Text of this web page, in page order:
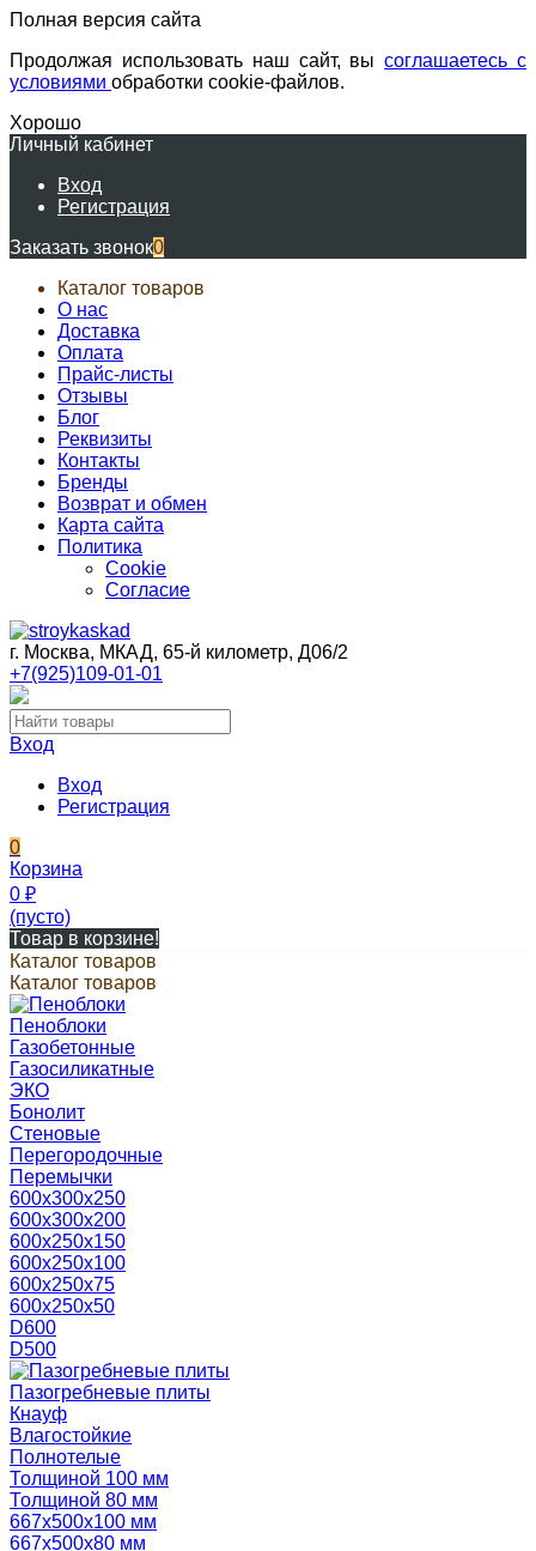
Полная версия сайта
Продолжая использовать наш сайт, высоглашаетесь с
условиями обработки cookie-файлов.
Хорошо
Личный кабинет
Вход
Регистрация
Заказать звонок0
Каталог товаров
О нас
Доставка
Оплата
Прайс-листы
Отзывы
Блог
Реквизиты
Контакты
Бренды
Возврат и обмен
Карта сайта
Политика
Cookie
Согласие
г. Москва, МКАД, 65-й километр, Д06/2
+7(925)109-01-01
Вход
Вход
Регистрация
0
Корзина
0 ₽
(пусто)
Товар в корзине!
Каталог товаров
Каталог товаров
Пеноблоки
Газобетонные
Газосиликатные
ЭКО
Бонолит
Стеновые
Перегородочные
Перемычки
600х300х250
600х300х200
600х250х150
600х250х100
600х250х75
600х250х50
D600
D500
Пазогребневые плиты
Кнауф
Влагостойкие
Полнотелые
Толщиной 100 мм
Толщиной 80 мм
667х500х100 мм
667х500х80 мм